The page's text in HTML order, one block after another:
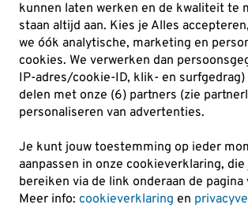
kunnen laten werken en de kwaliteit te
staan altijd aan. Kies je Alles
we óók analytische, marketing en
cookies. We verwerken dan
IP-adres/cookie-ID, klik- en surfgedrag)
delen met onze (6) partners (zie
personaliseren van advertenties.
Je kunt jouw toestemming op ieder
aanpassen in onze cookieverklaring,
bereiken via de link onderaan de pagina
Meer info: cookieverklaring en